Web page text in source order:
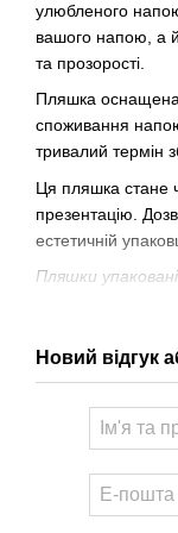
улюбленого
вашого напою, а
та прозорості.
Пляшка оснащена
споживання
тривалий термін
Ця пляшка стане
презентацію.
естетичній
Пляшки
Елегантний
Кронен-
напою.
Новий відгук